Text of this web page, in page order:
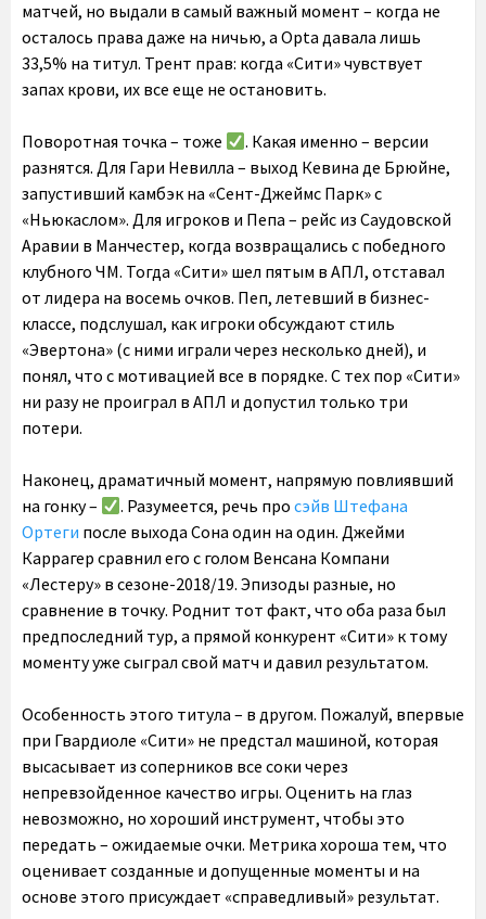
матчей, но выдали в самый важный момент – когда не
осталось права даже на ничью, а Opta давала лишь
33,5% на титул. Трент прав: когда «Сити» чувствует
запах крови, их все еще не остановить.
Поворотная точка – тоже
. Какая именно – версии
разнятся. Для Гари Невилла – выход Кевина де Брюйне,
запустивший камбэк на «Сент-Джеймс Парк» с
«Ньюкаслом». Для игроков и Пепа – рейс из Саудовской
Аравии в Манчестер, когда возвращались с победного
клубного ЧМ. Тогда «Сити» шел пятым в АПЛ, отставал
от лидера на восемь очков. Пеп, летевший в бизнес-
классе, подслушал, как игроки обсуждают стиль
«Эвертона» (с ними играли через несколько дней), и
понял, что с мотивацией все в порядке. С тех пор «Сити»
ни разу не проиграл в АПЛ и допустил только три
потери.
Наконец, драматичный момент, напрямую повлиявший
на гонку –
. Разумеется, речь просэйв Штефана
Ортеги после выхода Сона один на один. Джейми
Каррагер сравнил его с голом Венсана Компани
«Лестеру» в сезоне-2018/19. Эпизоды разные, но
сравнение в точку. Роднит тот факт, что оба раза был
предпоследний тур, а прямой конкурент «Сити» к тому
моменту уже сыграл свой матч и давил результатом.
Особенность этого титула – в другом. Пожалуй, впервые
при Гвардиоле «Сити» не предстал машиной, которая
высасывает из соперников все соки через
непревзойденное качество игры. Оценить на глаз
невозможно, но хороший инструмент, чтобы это
передать – ожидаемые очки. Метрика хороша тем, что
оценивает созданные и допущенные моменты и на
основе этого присуждает «справедливый» результат.